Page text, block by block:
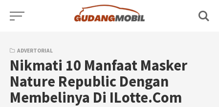
ADVERTORIAL
Nikmati 10 Manfaat Masker
Nature Republic Dengan
Membelinya Di ILotte.Com